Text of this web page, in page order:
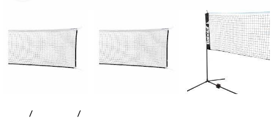
Badminton materiels